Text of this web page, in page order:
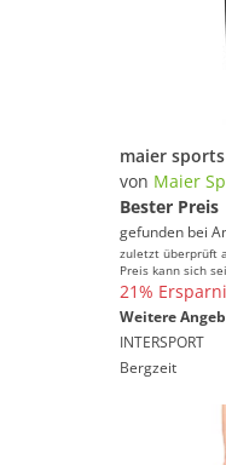
von Maier
Bester Preis
gefunden bei
zuletzt überprüft
Preis kann sich
21%
Weitere
INTERSPORT
Bergzeit